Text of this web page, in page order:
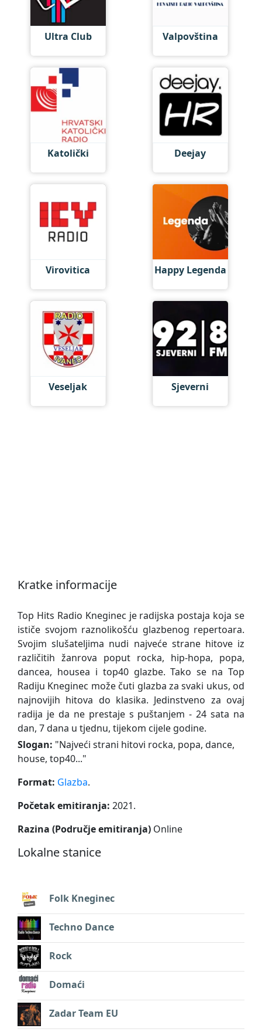
Ultra Club Valpovština
Katolički Deejay
Virovitica Happy Legenda
Veseljak Sjeverni
Kratke informacije
Top Hits Radio Kneginec je radijska postaja koja se
ističe svojom raznolikošću glazbenog repertoara.
Svojim slušateljima nudi najveće strane hitove iz
različitih žanrova poput rocka, hip-hopa, popa,
dancea, housea i top40 glazbe. Tako se na Top
Radiju Kneginec može čuti glazba za svaki ukus, od
najnovijih hitova do klasika. Jedinstveno za ovaj
radija je da ne prestaje s puštanjem - 24 sata na
dan, 7 dana u tjednu, tijekom cijele godine.
Slogan: "Najveći strani hitovi rocka, popa, dance,
house, top40..."
Format: Glazba.
Početak emitiranja: 2021.
Razina (Područje emitiranja) Online
Lokalne stanice
Folk Kneginec
Techno Dance
Rock
Domaći
Zadar Team EU